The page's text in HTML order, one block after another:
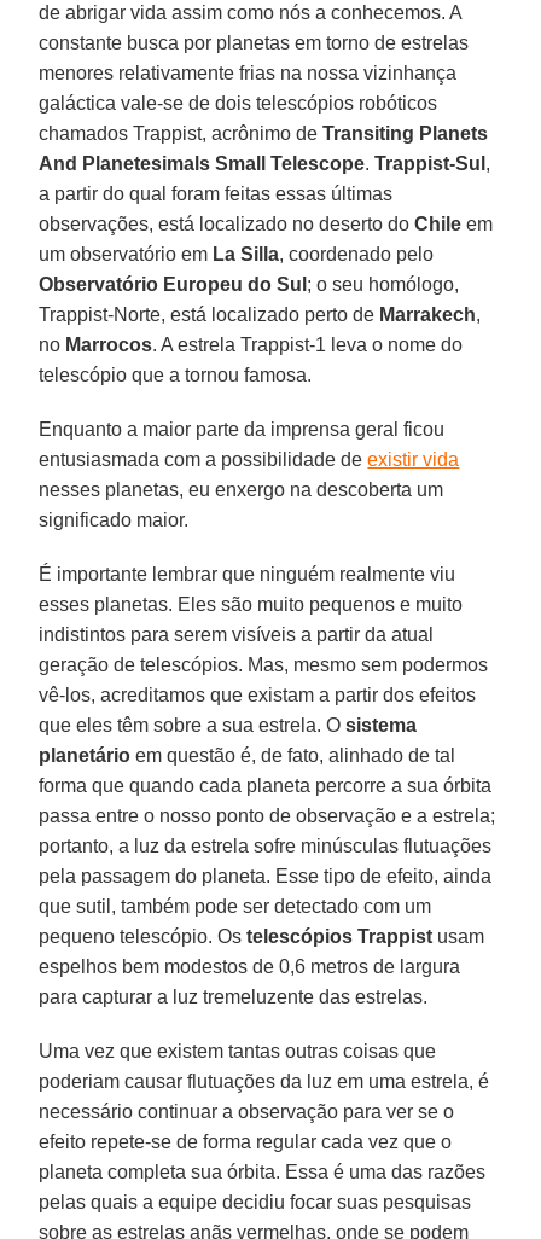
de abrigar vida assim como nós a conhecemos. A
constante busca por planetas em torno de estrelas
menores relativamente frias na nossa vizinhança
galáctica vale-se de dois telescópios robóticos
chamados Trappist, acrônimo deTransiting Planets
And Planetesimals Small Telescope.Trappist-Sul ,
a partir do qual foram feitas essas últimas
observações, está localizado no deserto doChile em
um observatório em La Silla, coordenado pelo
Observatório Europeu do Sul ; o seu homólogo,
Trappist-Norte, está localizado perto de Marrakech,
no Marrocos. A estrela Trappist-1 leva o nome do
telescópio que a tornou famosa.
Enquanto a maior parte da imprensa geral ficou
entusiasmada com a possibilidade deexistir vida
nesses planetas, eu enxergo na descoberta um
significado maior.
É importante lembrar que ninguém realmente viu
esses planetas. Eles são muito pequenos e muito
indistintos para serem visíveis a partir da atual
geração de telescópios. Mas, mesmo sem podermos
vê-los, acreditamos que existam a partir dos efeitos
que eles têm sobre a sua estrela. Osistema
planetário em questão é, de fato, alinhado de tal
forma que quando cada planeta percorre a sua órbita
passa entre o nosso ponto de observação e a estrela;
portanto, a luz da estrela sofre minúsculas flutuações
pela passagem do planeta. Esse tipo de efeito, ainda
que sutil, também pode ser detectado com um
pequeno telescópio. Ostelescópios Trappist usam
espelhos bem modestos de 0,6 metros de largura
para capturar a luz tremeluzente das estrelas.
Uma vez que existem tantas outras coisas que
poderiam causar flutuações da luz em uma estrela, é
necessário continuar a observação para ver se o
efeito repete-se de forma regular cada vez que o
planeta completa sua órbita. Essa é uma das razões
pelas quais a equipe decidiu focar suas pesquisas
sobre as estrelas anãs vermelhas, onde se podem